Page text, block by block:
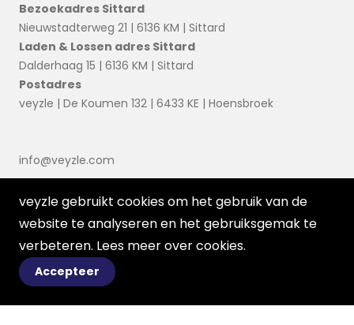
Bezoekadres Sittard
Nieuwstadterweg 21 | 6136 KM | Sittard
Laden & Lossen adres Sittard
Dalderhaag 15 | 6136 KM | Sittard
Postadres
veyzle | De Koumen 132 | 6433 KE | Hoensbroek
info@veyzle.com
© 2026 Ortessa
veyzle gebruikt cookies om het gebruik van de
website te analyseren en het gebruiksgemak te
verbeteren. Lees meer overcookies.
Accepteer